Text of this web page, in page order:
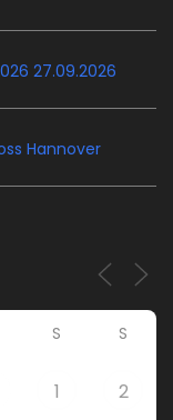
27.09.2026
Hannover
S S
1 2